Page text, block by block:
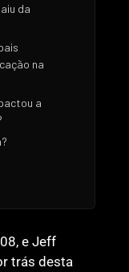
da
na
a
e Jeff
trás desta